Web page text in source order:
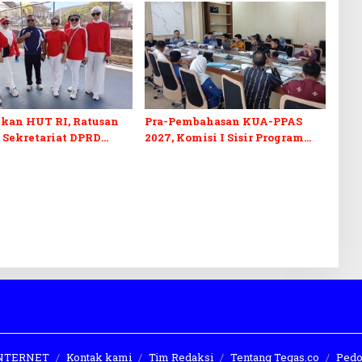
HUT RI, Ratusan
DPRD
Pra-Pembahasan KUA-PPAS
2027, Komisi I Sisir Program
Kontak kami Tim Redaksi Tentang Tegas.co